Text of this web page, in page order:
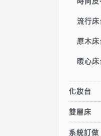
流行床
原木床
暖心床
化妝台
雙層床
系統訂做